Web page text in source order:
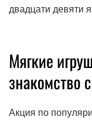
двадцати девяти
Мягкие
знакомство
Акция по